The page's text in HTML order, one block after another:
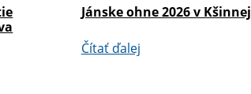
Jánske ohne 2026 v Kšinnej
Čítať ďalej